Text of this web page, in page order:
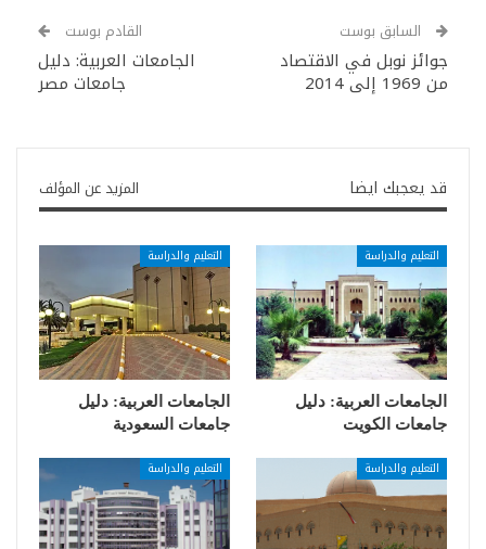
السابق بوست
جوائز نوبل في الاقتصاد
من 1969 إلى 2014
القادم بوست
الجامعات العربية: دليل
جامعات مصر
قد يعجبك ايضا المزيد عن المؤلف
التعليم والدراسة
الجامعات العربية: دليل
جامعات الكويت
التعليم والدراسة
الجامعات العربية: دليل
جامعات السعودية
التعليم والدراسة التعليم والدراسة